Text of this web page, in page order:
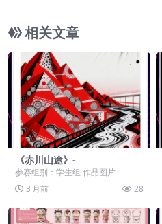
相关文章
《赤川山途》-
参赛组别：学生组 作品图片
3 月前
28